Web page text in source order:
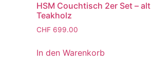
HSM Couchtisch 2er Set – alt
Teakholz
CHF 699.00
In den Warenkorb